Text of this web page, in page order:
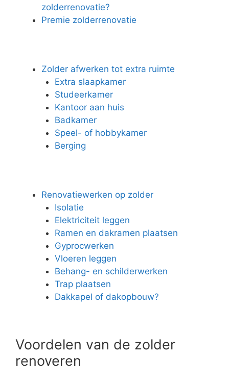
zolderrenovatie?
Premie zolderrenovatie
Zolder afwerken tot extra ruimte
Extra slaapkamer
Studeerkamer
Kantoor aan huis
Badkamer
Speel- of hobbykamer
Berging
Renovatiewerken op zolder
Isolatie
Elektriciteit leggen
Ramen en dakramen plaatsen
Gyprocwerken
Vloeren leggen
Behang- en schilderwerken
Trap plaatsen
Dakkapel of dakopbouw?
Voordelen van de zolder
renoveren